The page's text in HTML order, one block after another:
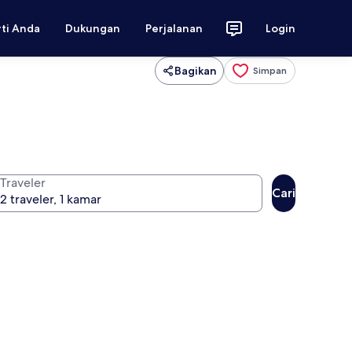
Anda Dukungan Perjalanan Login
Bagikan Simpan
Traveler
Cari